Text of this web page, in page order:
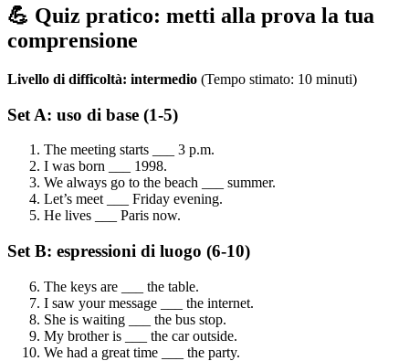
💪 Quiz pratico: metti alla prova la tua
comprensione
Livello di difficoltà: intermedio (Tempo stimato: 10 minuti)
Set A: uso di base (1-5)
The meeting starts ___ 3 p.m.
I was born ___ 1998.
We always go to the beach ___ summer.
Let’s meet ___ Friday evening.
He lives ___ Paris now.
Set B: espressioni di luogo (6-10)
The keys are ___ the table.
I saw your message ___ the internet.
She is waiting ___ the bus stop.
My brother is ___ the car outside.
We had a great time ___ the party.